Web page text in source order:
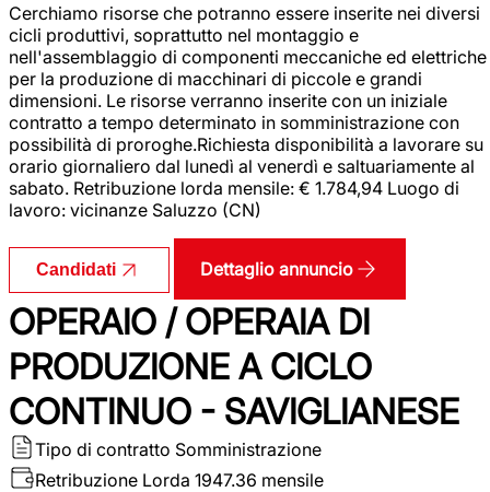
Cerchiamo risorse che potranno essere inserite nei diversi
cicli produttivi, soprattutto nel montaggio e
nell'assemblaggio di componenti meccaniche ed elettriche
per la produzione di macchinari di piccole e grandi
dimensioni. Le risorse verranno inserite con un iniziale
contratto a tempo determinato in somministrazione con
possibilità di proroghe.Richiesta disponibilità a lavorare su
orario giornaliero dal lunedì al venerdì e saltuariamente al
sabato. Retribuzione lorda mensile: € 1.784,94 Luogo di
lavoro: vicinanze Saluzzo (CN)
Candidati Dettaglio annuncio
OPERAIO / OPERAIA DI
PRODUZIONE A CICLO
CONTINUO - SAVIGLIANESE
Tipo di contratto Somministrazione
Retribuzione Lorda 1947.36 mensile